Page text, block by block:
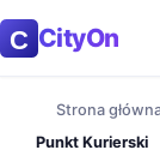
CityOn
Strona
Punkt Kurierski